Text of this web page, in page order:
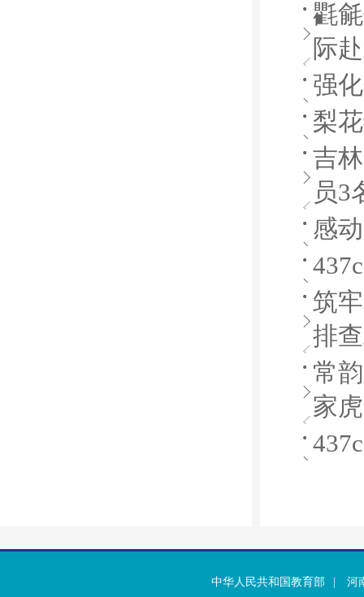
氍
际
强
梨
吉
员3
感
筑
排
常
家
中华人民共和国教育部
河